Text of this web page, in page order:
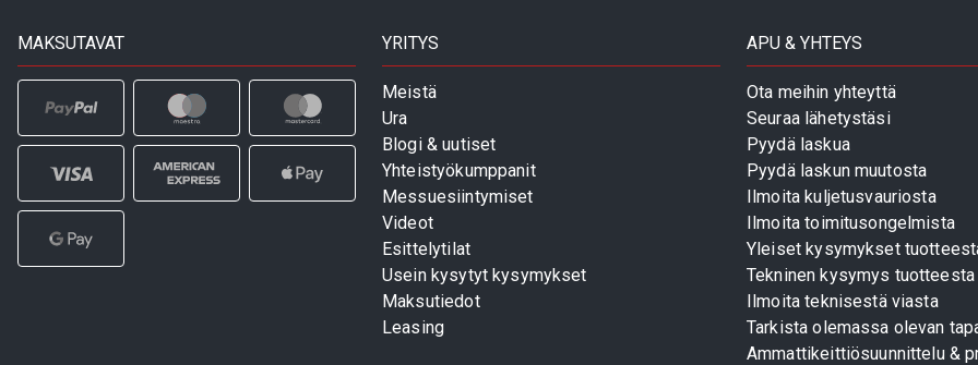
MAKSUTAVAT YRITYS
Meistä
Ura
Blogi & uutiset
Yhteistyökumppanit
Messuesiintymiset
Videot
Esittelytilat
Usein kysytyt kysymykset
Maksutiedot
Leasing
APU & YHTEYS
Ota meihin yhteyttä
Seuraa lähetystäsi
Pyydä laskua
Pyydä laskun muutosta
Ilmoita kuljetusvauriosta
Ilmoita toimitusongelmista
Yleiset kysymykset
Tekninen kysymys tuotteesta
Ilmoita teknisestä viasta
Tarkista olemassa olevan
Ammattikeittiösuunnittelu &